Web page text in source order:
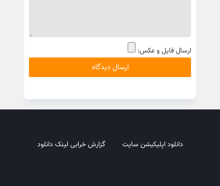
ارسال فایل و عکس:
دانلود اپلیکیشن سایت گزارش خرابی لینک دانلود